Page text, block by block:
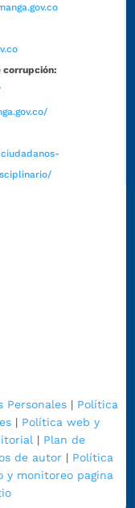
corrupción:
Personales| Política
| Política web y
| Plan de
de autor| Política
y monitoreo pagina